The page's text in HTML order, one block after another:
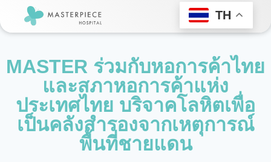
TH
MASTER ร่วมกับหอการค้าไทย
และสภาหอการค้าแห่ง
ประเทศไทย บริจาคโลหิตเพื่อ
เป็นคลังสำรองจากเหตุการณ์
พื้นที่ชายแดน